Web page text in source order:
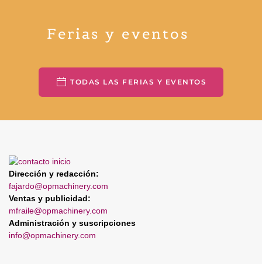
Ferias y eventos
TODAS LAS FERIAS Y EVENTOS
Dirección y redacción:
fajardo@opmachinery.com
Ventas y publicidad:
mfraile@opmachinery.com
Administración y suscripciones
info@opmachinery.com